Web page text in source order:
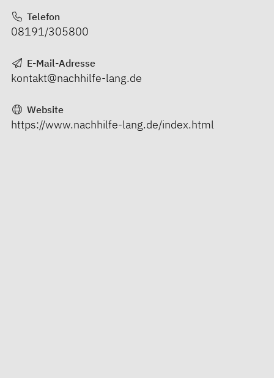
Telefon
08191/305800
E-Mail-Adresse
kontakt@nachhilfe-lang.de
Website
https://www.nachhilfe-lang.de/index.html